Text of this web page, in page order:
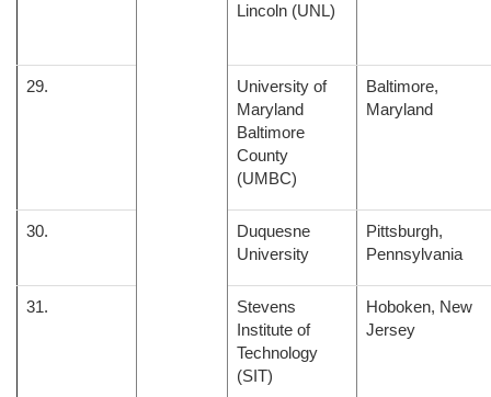
Lincoln (UNL)
29.
University of
Maryland
Baltimore
County
(UMBC)
Baltimore,
Maryland
30.
Duquesne
University
Pittsburgh,
Pennsylvania
31.
Stevens
Institute of
Technology
(SIT)
Hoboken, New
Jersey